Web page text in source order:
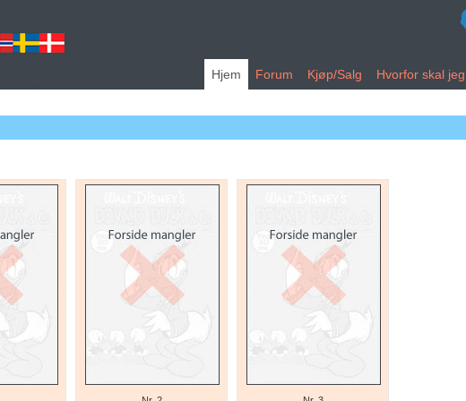
Hjem Forum Kjøp/Salg Hvorfor skal